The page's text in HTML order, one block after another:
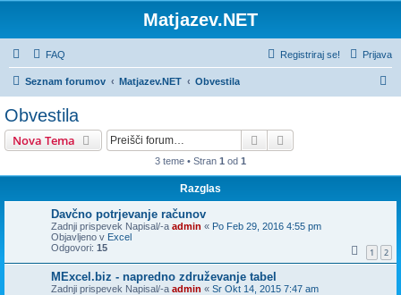
Matjazev.NET
FAQ Prijava
Registriraj se!
Seznam forumov Matjazev.NET Obvestila
Obvestila
Nova Tema Iskanje
3 teme • Stran 1 od 1
Razglas
Davčno potrjevanje računov
Zadnji prispevek Napisal/-a admin « Po Feb 29, 2016 4:55 pm
Objavljeno v Excel
Odgovori: 15 1 2
MExcel.biz - napredno združevanje tabel
Zadnji prispevek Napisal/-a admin « Sr Okt 14, 2015 7:47 am